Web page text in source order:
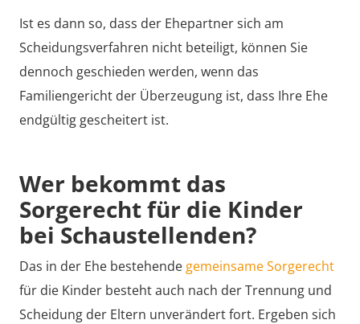
Ist es dann so, dass der Ehepartner sich am
Scheidungsverfahren nicht beteiligt, können Sie
dennoch geschieden werden, wenn das
Familiengericht der Überzeugung ist, dass Ihre Ehe
endgültig gescheitert ist.
Wer bekommt das
Sorgerecht für die Kinder
bei Schaustellenden?
Das in der Ehe bestehende gemeinsame Sorgerecht
für die Kinder besteht auch nach der Trennung und
Scheidung der Eltern unverändert fort. Ergeben sich